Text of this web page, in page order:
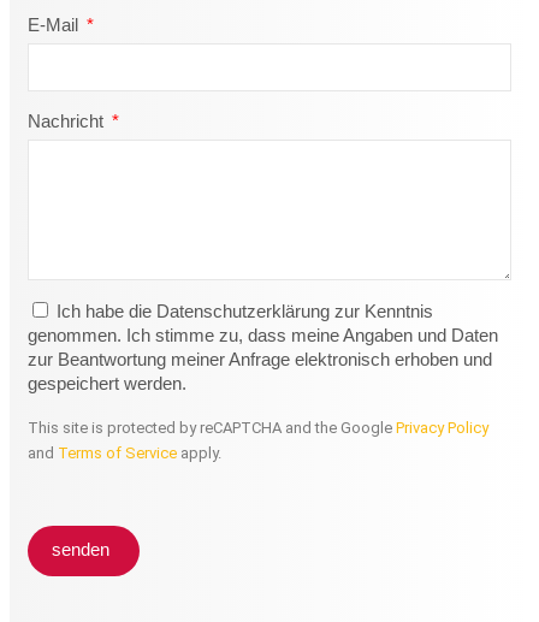
E-Mail
Nachricht
Ich habe die Datenschutzerklärung zur Kenntnis
genommen. Ich stimme zu, dass meine Angaben und Daten
zur Beantwortung meiner Anfrage elektronisch erhoben und
gespeichert werden.
This site is protected by reCAPTCHA and the Google Privacy Policy
and Terms of Service apply.
senden